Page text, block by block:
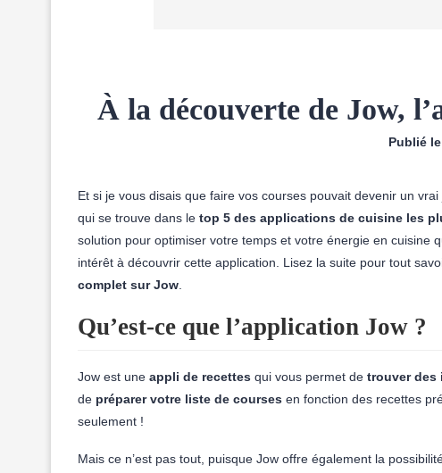
À la découverte de Jow,
Publié
Et si je vous disais que faire vos courses pouvait devenir un vrai
qui se trouve dans le top 5 des applications de cuisine les
solution pour optimiser votre temps et votre énergie en cuisine
intérêt à découvrir cette application. Lisez la suite pour tout
complet sur Jow
Qu’est-ce que l’application Jow ?
Jow est une appli de recettes qui vous permet de trouver des
de préparer votre liste de courses en fonction des recettes
seulement !
Mais ce n’est pas tout, puisque Jow offre également la